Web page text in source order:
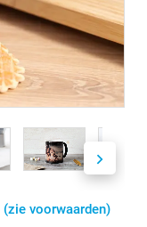
(zie voorwaarden)